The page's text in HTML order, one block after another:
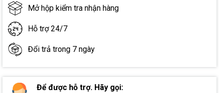
Mở hộp kiểm tra nhận hàng
Hỗ trợ 24/7
Đổi trả trong 7 ngày
Để được hỗ trợ. Hãy gọi: